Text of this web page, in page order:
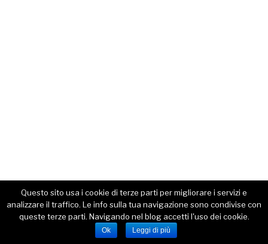
Questo sito usa i cookie di terze parti per migliorare i servizi e
analizzare il traffico. Le info sulla tua navigazione sono condivise con
queste terze parti. Navigando nel blog accetti l'uso dei cookie.
Ok Leggi di più